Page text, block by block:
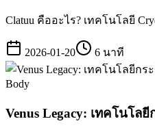
Clatuu คืออะไร? เทคโนโลยี
2026-01-20 6 นาที
Body
Venus Legacy: เทคโนโ